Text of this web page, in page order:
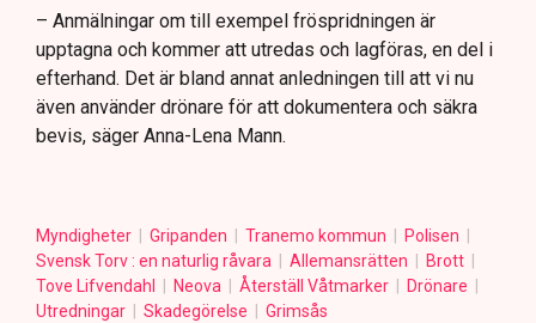
– Anmälningar om till exempel fröspridningen är
upptagna och kommer att utredas och lagföras, en del i
efterhand. Det är bland annat anledningen till att vi nu
även använder drönare för att dokumentera och säkra
bevis, säger Anna-Lena Mann.
Myndigheter Gripanden Tranemo kommun
Polisen
Svensk Torv : en naturlig råvara
Allemansrätten
Brott
Tove Lifvendahl
Neova Återställ Våtmarker
Drönare
Utredningar
Skadegörelse Grimsås